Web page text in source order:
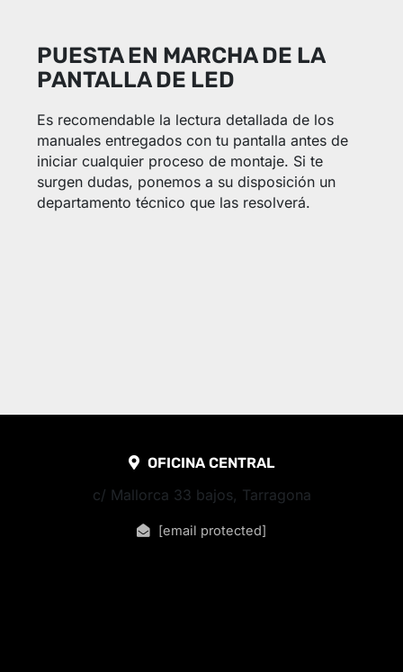
PUESTA EN MARCHA DE LA
PANTALLA DE LED
Es recomendable la lectura detallada de los
manuales entregados con tu pantalla antes de
iniciar cualquier proceso de montaje. Si te
surgen dudas, ponemos a su disposición un
departamento técnico que las resolverá.
OFICINA CENTRAL
c/ Mallorca 33 bajos, Tarragona
[email protected]